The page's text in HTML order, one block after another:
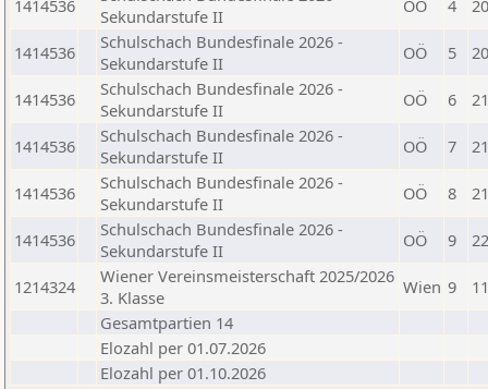
1414536
Sekundarstufe II
OÖ 4
1414536
Schulschach Bundesfinale 2026 -
Sekundarstufe II
OÖ 5
1414536
Schulschach Bundesfinale 2026 -
Sekundarstufe II
OÖ 6
1414536
Schulschach Bundesfinale 2026 -
Sekundarstufe II
OÖ 7
1414536
Schulschach Bundesfinale 2026 -
Sekundarstufe II
OÖ 8
1414536
Schulschach Bundesfinale 2026 -
Sekundarstufe II
OÖ 9
1214324
Wiener Vereinsmeisterschaft 2025/2026
3. Klasse
Wien 9
Gesamtpartien 14
Elozahl per 01.07.2026
Elozahl per 01.10.2026